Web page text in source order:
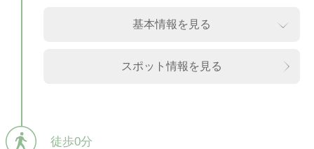
基本情報を見る
スポット情報を見る
徒歩0分